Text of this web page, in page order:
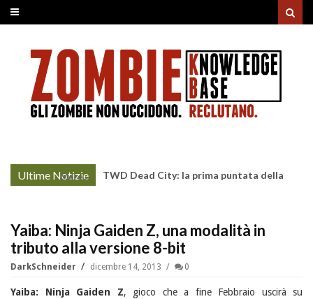
Ultime Notizie
More »
Nightborne: si rianimano i caduti affinchè
Yaiba: Ninja Gaiden Z, una modalità in
tributo alla versione 8-bit
DarkSchneider dicembre 14, 2013 0
Yaiba: Ninja Gaiden Z, gioco che a fine Febbraio uscirà su